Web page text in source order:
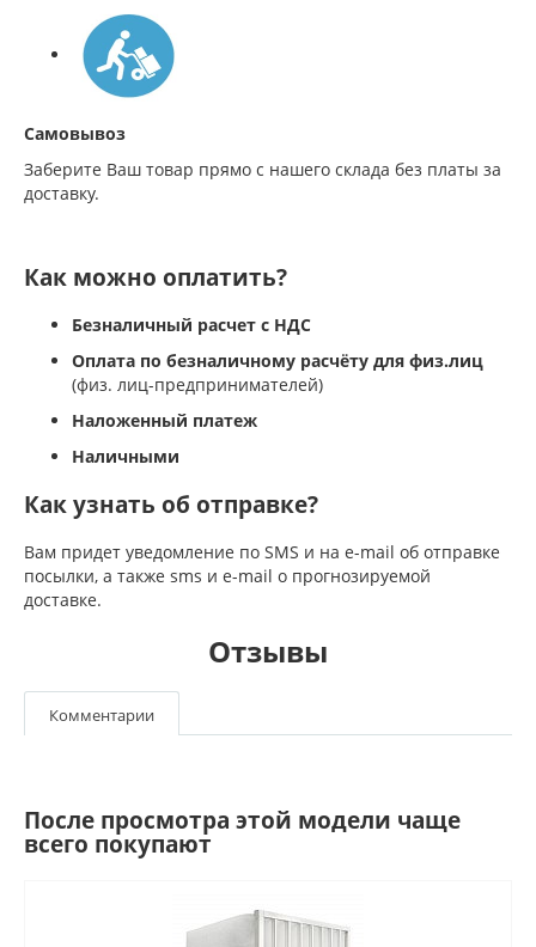
Самовывоз
Заберите Ваш товар прямо с нашего склада без платы за
доставку.
Как можно оплатить?
Безналичный расчет с НДС
Оплата по безналичному расчёту для физ.лиц
(физ. лиц-предпринимателей)
Наложенный платеж
Наличными
Как узнать об отправке?
Вам придет уведомление по SMS и на e-mail об отправке
посылки, а также sms и e-mail о прогнозируемой
доставке.
Отзывы
Комментарии
После просмотра этой модели чаще
всего покупают